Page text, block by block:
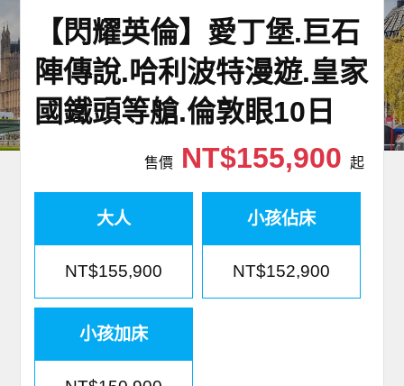
世界臻旅
中東非洲
歐洲之旅
【閃耀英倫】愛丁堡.巨石
陣傳說.哈利波特漫遊.皇家
國鐵頭等艙.倫敦眼10日
售價NT$155,900 起
大人
NT$155,900
小孩佔床
NT$152,900
小孩加床